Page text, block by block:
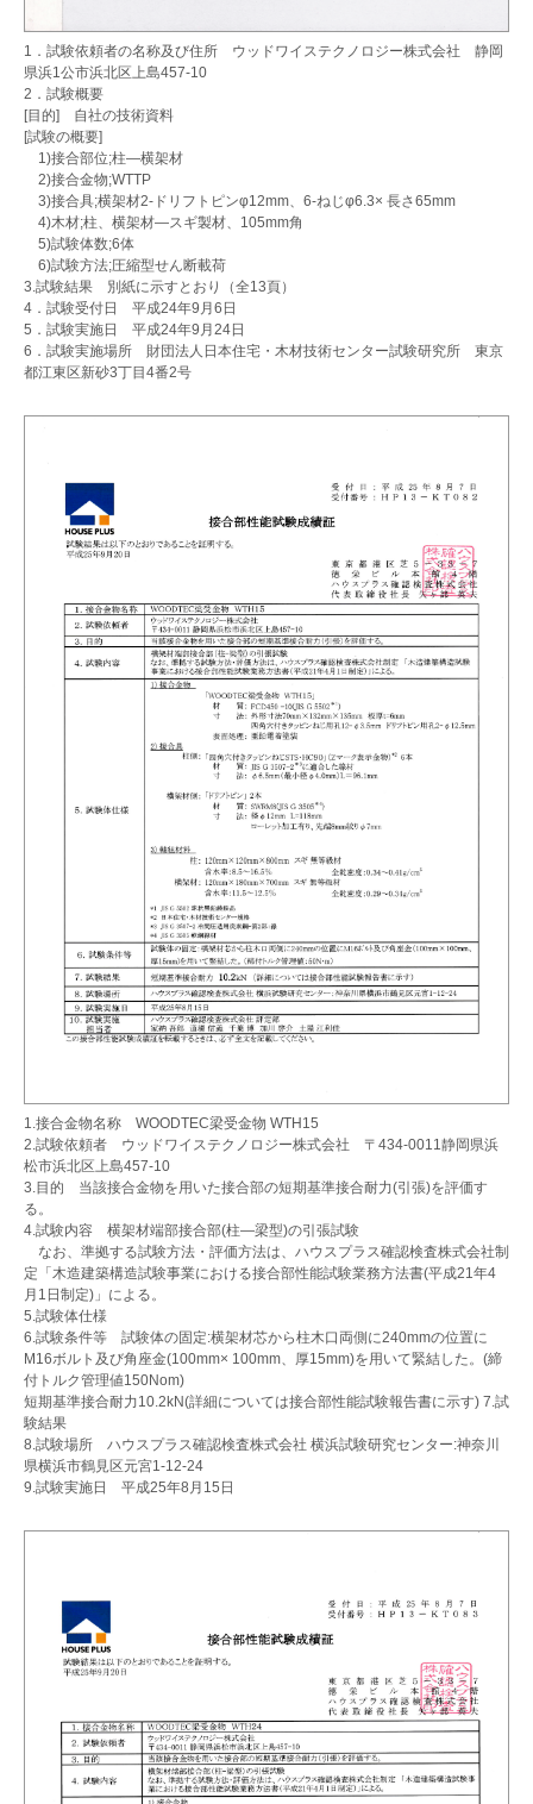
1．試験依頼者の名称及び住所 ウッドワイステクノロジー株式会社 静岡
県浜1公市浜北区上島457-10
2 ． 試験概要
[目的] 自社の技術資料
[試験の概要]
1)接合部位;柱―横架材
2)接合金物;WTTP
3)接合具;横架材2-ドリフトピンφ12mm、6-ねじφ6.3× 長さ65mm
4)木材;柱、横架材―スギ製材、105mm角
5)試験体数;6体
6)試験方法;圧縮型せん断載荷
3.試験結果 別紙に示すとおり（全13頁）
4．試験受付日 平成24年9月6日
5．試験実施日 平成24年9月24日
6．試験実施場所 財団法人日本住宅・木材技術センター試験研究所 東京
都江東区新砂3丁目4番2号
1.接合金物名称 WOODTEC梁受金物 WTH15
2.試験依頼者 ウッドワイステクノロジー株式会社 〒434-0011静岡県浜
松市浜北区上島457-10
3.目的 当該接合金物を用いた接合部の短期基準接合耐力(引張)を評価す
る。
4.試験内容 横架材端部接合部(柱―梁型)の引張試験
なお、準拠する試験方法・評価方法は、ハウスプラス確認検査株式会社制
定「木造建築構造試験事業における接合部性能試験業務方法書(平成21年4
月1日制定)」による。
5.試験体仕様
6.試験条件等 試験体の固定:横架材芯から柱木口両側に240mmの位置に
M16ボルト及び角座金(100mm× 100mm、厚15mm)を用いて緊結した。(締
付トルク管理値150Nom)
短期基準接合耐力10.2kN(詳細については接合部性能試験報告書に示す) 7.試
験結果
8.試験場所 ハウスプラス確認検査株式会社 横浜試験研究センター:神奈川
県横浜市鶴見区元宮1-12-24
9.試験実施日 平成25年8月15日